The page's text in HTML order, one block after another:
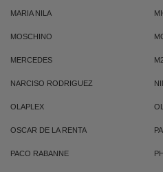
MARIA NILA
MOSCHINO
MERCEDES
NARCISO RODRIGUEZ
OLAPLEX
OSCAR DE LA RENTA
PACO RABANNE